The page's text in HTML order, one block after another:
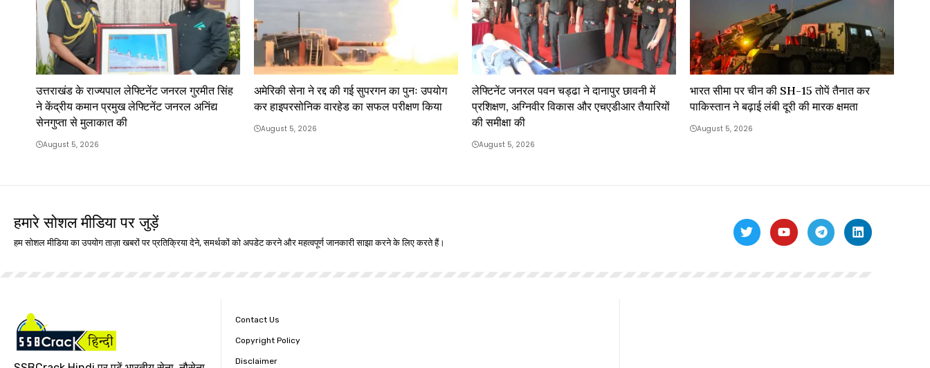
उत्तराखंड के राज्यपाल लेफ्टिनेंट जनरल गुरमीत सिंह
ने केंद्रीय कमान प्रमुख लेफ्टिनेंट जनरल अनिंद्य
सेनगुप्ता से मुलाकात की
August 5, 2026
अमेरिकी सेना ने रद्द की गई सुपरगन का पुनः उपयोग
कर हाइपरसोनिक वारहेड का सफल परीक्षण किया
August 5, 2026
लेफ्टिनेंट जनरल पवन चड्ढा ने दानापुर छावनी में
प्रशिक्षण, अग्निवीर विकास और एचएडीआर तैयारियों
की समीक्षा की
August 5, 2026
भारत सीमा पर चीन की SH-15 तोपें तैनात कर
पाकिस्तान ने बढ़ाई लंबी दूरी की मारक क्षमता
August 5, 2026
हमारे सोशल मीडिया पर जुड़ें
हम सोशल मीडिया का उपयोग ताज़ा खबरों पर प्रतिक्रिया देने, समर्थकों को अपडेट करने और महत्वपूर्ण जानकारी साझा करने के लिए करते हैं।
Contact Us
Copyright Policy
Disclaimer